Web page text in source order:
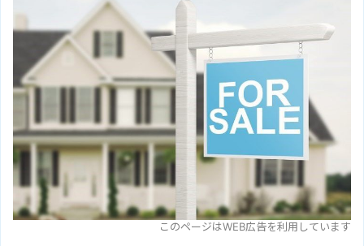
このページはWEB広告を利用しています